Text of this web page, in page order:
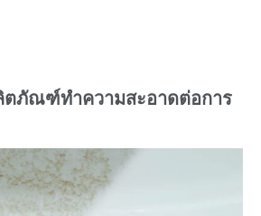
ตภัณฑ์ทำความสะอาดต่อการ